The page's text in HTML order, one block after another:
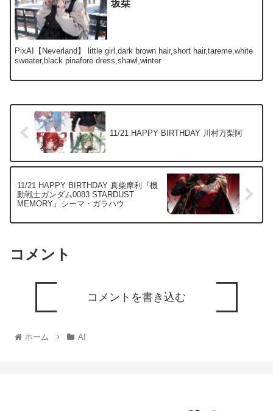
坂栞
PixAI【Neverland】 little girl,dark brown hair,short hair,tareme,white
sweater,black pinafore dress,shawl,winter
11/21 HAPPY BIRTHDAY 川村万梨阿
11/21 HAPPY BIRTHDAY 真柴摩利『機
動戦士ガンダム0083 STARDUST
MEMORY』シーマ・ガラハウ
コメント
コメントを書き込む
ホーム AI